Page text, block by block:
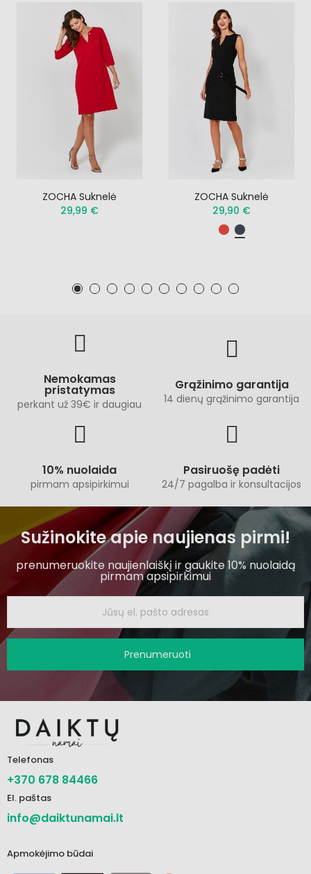
ZOCHA Suknelė
29,99 €
ZOCHA Suknelė
29,90 €
Nemokamas
pristatymas
perkant už 39€ ir daugiau
Grąžinimo garantija
14 dienų grąžinimo garantija
10% nuolaida
pirmam apsipirkimui
Pasiruošę padėti
24/7 pagalba ir konsultacijos
Sužinokite apie naujienas pirmi!
prenumeruokite naujienlaiškį ir gaukite 10% nuolaidą
pirmam apsipirkimui
Prenumeruoti
Telefonas
+370 678 84466
El. paštas
info@daiktunamai.lt
Apmokėjimo būdai